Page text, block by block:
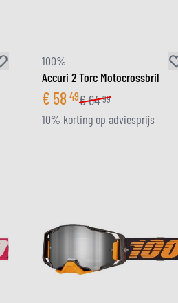
100%
Accuri 2 Torc Motocrossbril
€ 58 49€64 99
10% korting op adviesprijs